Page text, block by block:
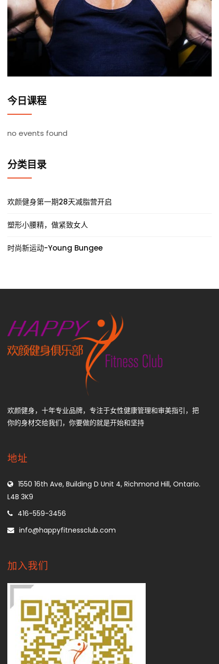
今日课程
no events found
分类目录
欢颜健身第一期28天减脂营开启
塑形小腰精，做紧致女人
时尚新运动-Young Bungee
欢颜健身，十年专业品牌，专注于女性健康管理和审美指引，把
你的身材交给我们，你要做的就是开始和坚持
地址
1550 16th Ave, Building D Unit 4, Richmond Hill, Ontario.
L4B 3K9
416-559-3456
info@happyfitnessclub.com
加入我们